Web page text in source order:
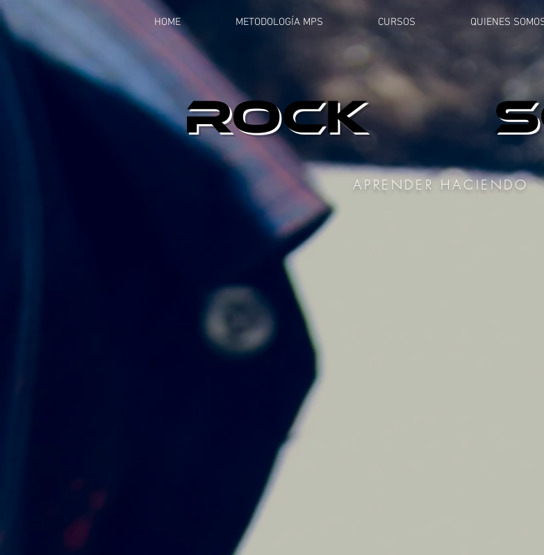
Aires HOME METODOLOGÍA MPS CURSOS QUIENES
ROCK
Buenos Aires
APRENDER HACIENDO
¿Por qué somos la mejor escuela de Bajo electrico
Porque respetamos tus gustos musicales, tus elecciones y
Porque para nosotros vos sos lo mas importante. Podes
actividad las veces que quieras, hasta que te sientas
Porque tenemos cursos orientados para todas las edades,
Porque trabajamos con metodología de vanguardia,